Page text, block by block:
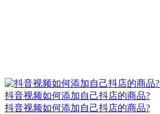
抖音视频如何添加自己抖店的商品?
抖音视频如何添加自己抖店的商品?